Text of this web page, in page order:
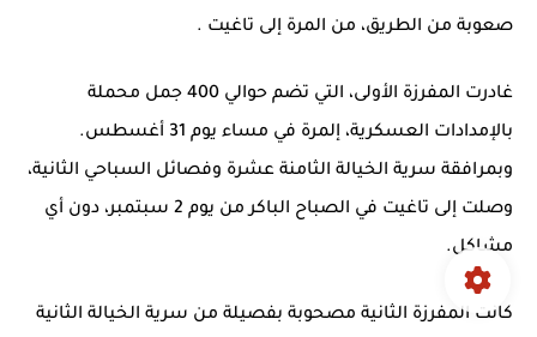
صعوبة من الطريق، من المرة إلى تاغيت .
غادرت المفرزة الأولى، التي تضم حوالي 400 جمل محملة
بالإمدادات العسكرية، إلمرة
في مساء يوم 31 أغسطس.
وبمرافقة سرية الخيالة الثامنة عشرة وفصائل السباحي الثانية،
وصلت إلى تاغيت
في الصباح الباكر من يوم 2 سبتمبر، دون أي
مشاكل.
كانت المفرزة الثانية مصحوبة بفصيلة من سرية الخيالة الثانية